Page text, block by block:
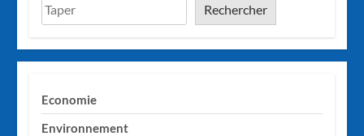
Rechercher
Economie
Environnement